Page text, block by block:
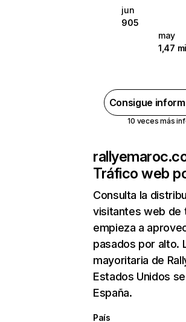
jun
905
may
1,47
Consigue
10 veces más
Tráfico web
Consulta la
visitantes web de
empieza a
pasados por alto.
mayoritaria de
Estados Unidos
España.
País